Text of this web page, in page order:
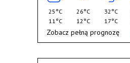
25°C
11°C
26°C
12°C
32°C
17°C
Zobacz pełną prognozę